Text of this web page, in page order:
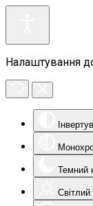
Налаштування
Темний
Світлий